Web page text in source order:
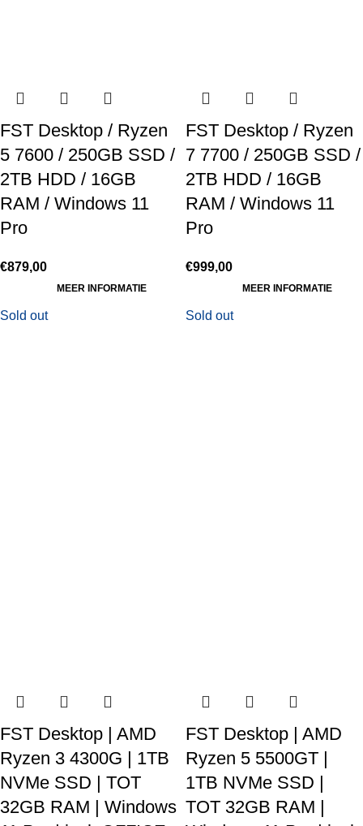
FST Desktop / Ryzen
5 7600 / 250GB SSD /
2TB HDD / 16GB
RAM / Windows 11
Pro
€879,00
MEER INFORMATIE
FST Desktop / Ryzen
7 7700 / 250GB SSD /
2TB HDD / 16GB
RAM / Windows 11
Pro
€999,00
MEER INFORMATIE
Sold out
FST Desktop | AMD
Ryzen 3 4300G | 1TB
NVMe SSD | TOT
32GB RAM | Windows
Sold out
FST Desktop | AMD
Ryzen 5 5500GT |
1TB NVMe SSD |
TOT 32GB RAM |